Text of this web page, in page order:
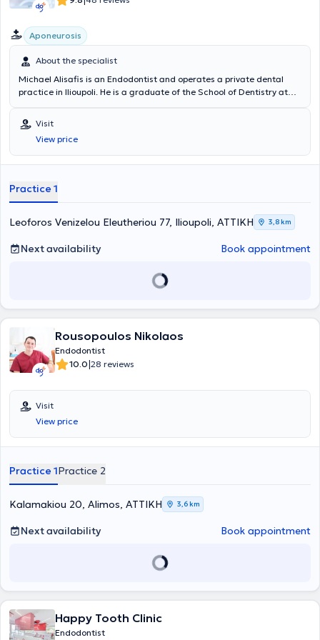
Aponeurosis
About the specialist
Michael Alisafis is an Endodontist and operates a private dental
practice in Ilioupoli. He is a graduate of the School of Dentistry at
training program in Endodontics. His professional experience is
derived from his private practice and a clinical specialization in
Amsterdam. In his private practice, endodontic treatments are
provided using a microscope, ultrasonic devices, and vertical
the Association of Greek Endodontists, and has been actively
abroad.
Visit
View price
Practice 1
Leoforos Venizelou Eleutheriou 77, Ilioupoli, ΑΤΤΙΚΗ 3,8 km
Next availability Book appointment
Rousopoulos Nikolaos
Endodontist
10.0|28 reviews
Visit
View price
Practice 1Practice 2
Kalamakiou 20, Alimos, ΑΤΤΙΚΗ 3,6 km
Next availability Book appointment
Happy Tooth Clinic
Endodontist